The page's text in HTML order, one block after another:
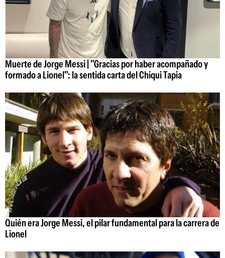
Muerte de Jorge Messi | "Gracias por haber acompañado y
formado a Lionel": la sentida carta del Chiqui Tapia
Quién era Jorge Messi, el pilar fundamental para la carrera de
Lionel